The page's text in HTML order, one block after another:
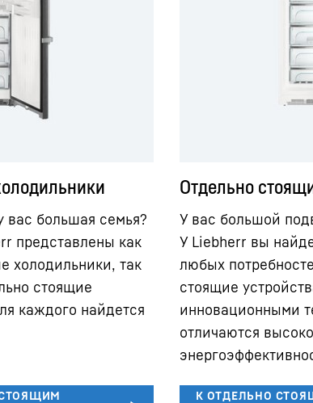
вас большая семья?
представлены как
холодильники, так
стоящие
каждого найдется
Отдельно
У вас большой
У Liebherr вы
любых
стоящие
инновационными
отличаются